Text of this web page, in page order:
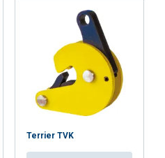
Terrier TVK